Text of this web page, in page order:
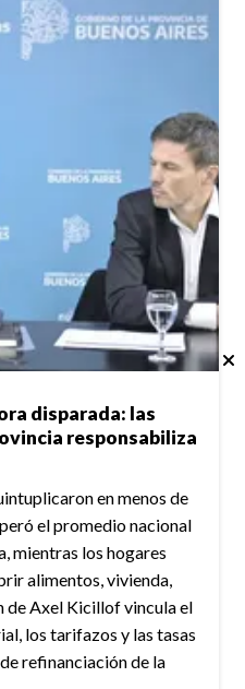
disparada: las
responsabiliza
en menos de
el promedio nacional
mientras los hogares
alimentos, vivienda,
de Axel Kicillof vincula el
los tarifazos y las tasas
refinanciación de la